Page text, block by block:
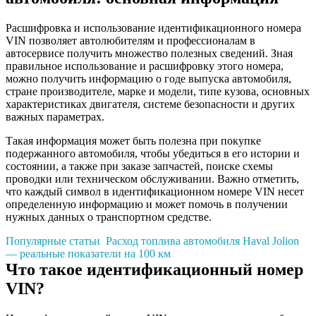
Расшифровка и использование идентификационного номера
VIN позволяет автолюбителям и профессионалам в
автосервисе получить множество полезных сведений. Зная
правильное использование и расшифровку этого номера,
можно получить информацию о годе выпуска автомобиля,
стране производителе, марке и модели, типе кузова, основных
характеристиках двигателя, системе безопасности и других
важных параметрах.
Такая информация может быть полезна при покупке
подержанного автомобиля, чтобы убедиться в его истории и
состоянии, а также при заказе запчастей, поиске схемы
проводки или техническом обслуживании. Важно отметить,
что каждый символ в идентификационном номере VIN несет
определенную информацию и может помочь в получении
нужных данных о транспортном средстве.
Популярные статьи Расход топлива автомобиля Haval Jolion
— реальные показатели на 100 км
Что такое идентификационный номер
VIN?